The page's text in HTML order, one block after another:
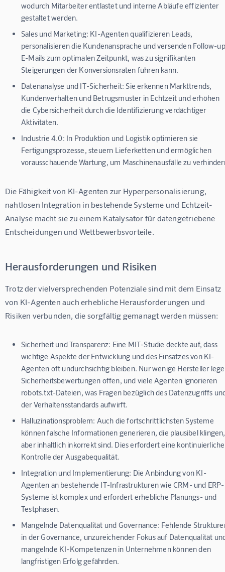
wodurch Mitarbeiter entlastet und interne Abläufe effizienter
gestaltet werden.
Sales und Marketing: KI-Agenten qualifizieren Leads,
personalisieren die Kundenansprache und versenden Follow-
E-Mails zum optimalen Zeitpunkt, was zu signifikanten
Steigerungen der Konversionsraten führen kann.
Datenanalyse und IT-Sicherheit: Sie erkennen Markttrends,
Kundenverhalten und Betrugsmuster in Echtzeit und erhöhen
die Cybersicherheit durch die Identifizierung verdächtiger
Aktivitäten.
Industrie 4.0: In Produktion und Logistik optimieren sie
Fertigungsprozesse, steuern Lieferketten und ermöglichen
vorausschauende Wartung, um Maschinenausfälle zu
Die Fähigkeit von KI-Agenten zur Hyperpersonalisierung,
nahtlosen Integration in bestehende Systeme und Echtzeit-
Analyse macht sie zu einem Katalysator für datengetriebene
Entscheidungen und Wettbewerbsvorteile.
Herausforderungen und Risiken
Trotz der vielversprechenden Potenziale sind mit dem Einsatz
von KI-Agenten auch erhebliche Herausforderungen und
Risiken verbunden, die sorgfältig gemanagt werden müssen:
Sicherheit und Transparenz: Eine MIT-Studie deckte auf, dass
wichtige Aspekte der Entwicklung und des Einsatzes von KI-
Agenten oft undurchsichtig bleiben. Nur wenige Hersteller
Sicherheitsbewertungen offen, und viele Agenten ignorieren
robots.txt-Dateien, was Fragen bezüglich des Datenzugriffs
der Verhaltensstandards aufwirft.
Halluzinationsproblem: Auch die fortschrittlichsten Systeme
können falsche Informationen generieren, die plausibel klingen,
aber inhaltlich inkorrekt sind. Dies erfordert eine kontinuierliche
Kontrolle der Ausgabequalität.
Integration und Implementierung: Die Anbindung von KI-
Agenten an bestehende IT-Infrastrukturen wie CRM- und ERP-
Systeme ist komplex und erfordert erhebliche Planungs- und
Testphasen.
Mangelnde Datenqualität und Governance: Fehlende
in der Governance, unzureichender Fokus auf Datenqualität
mangelnde KI-Kompetenzen in Unternehmen können den
langfristigen Erfolg gefährden.